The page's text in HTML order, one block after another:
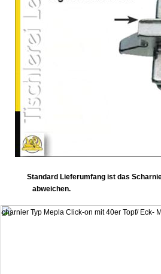
Standard Lieferumfang ist das
abweichen.